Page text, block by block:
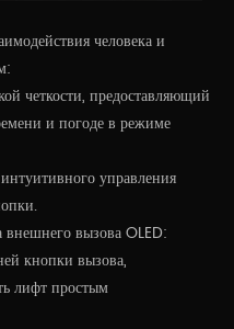
человека и
четкости, предоставляющий
и погоде в режиме
управления
вызова OLED:
кнопки вызова,
лифт простым